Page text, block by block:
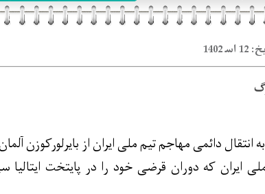
دائمی مهاجم تیم ملی ایران از بایرلورکوزن
ایران که دوران قرضی خود را در پایتخت ایتالیا